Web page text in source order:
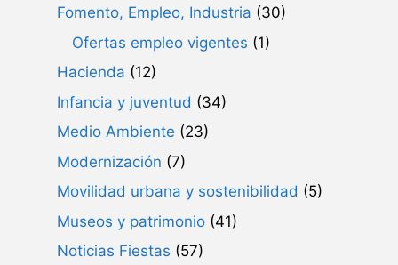
Fomento, Empleo, Industria (30)
Ofertas empleo vigentes (1)
Hacienda (12)
Infancia y juventud (34)
Medio Ambiente (23)
Modernización (7)
Movilidad urbana y sostenibilidad (5)
Museos y patrimonio (41)
Noticias Fiestas (57)